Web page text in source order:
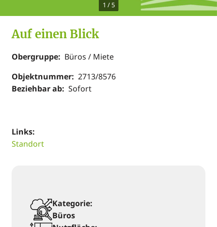
1 /5
Auf einen Blick
Obergruppe: Büros / Miete
Objektnummer: 2713/8576
Beziehbar ab: Sofort
Links:
Standort
Kategorie:
Büros